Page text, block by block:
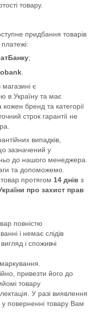
товару.
придбання товарів
;
є
в Україну та має
бренд та категорії
строк гарантії не
випадків,
зазначений у
до нашого менеджера.
та допоможемо.
протягом 14 днів з
про захист прав
повністю
і немає слідів
і споживчі
привезти його до
товару
У разі виявлення
поверненні товару Вам